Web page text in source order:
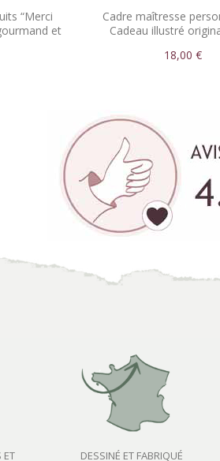
“Merci
et
Cadre maîtresse
Cadeau illustré
18,00 €
ET DESSINÉ ET FABRIQUÉ